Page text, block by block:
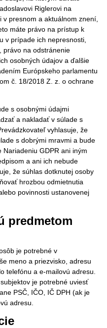
Riglerovi na
presnom a aktuálnom znení,
máte právo na prístup k
v prípade ich nepresnosti,
právo na odstránenie
osobných údajov a ďalšie
Európskeho parlamentu
č. 18/2018 Z. z. o ochrane
s osobnými údajmi
a nakladať v súlade s
vyhlasuje, že
s dobrými mravmi a bude
GDPR ani iným
a ani ich nebude
že súhlas dotknutej osoby
hrozbou odmietnutia
povinnosti ustanovenej
predmetom
je potrebné v
meno a priezvisko, adresu
telefónu a e-mailovú adresu.
je potrebné uviesť
PSČ, IČO, IČ DPH (ak je
adresu.